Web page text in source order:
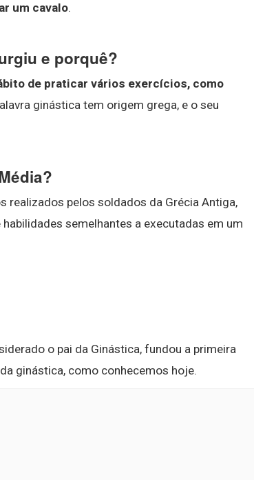
um cavalo.
e porquê?
de praticar vários exercícios, como
ginástica tem origem grega, e o seu
realizados pelos soldados da Grécia Antiga,
semelhantes a executadas em um
o pai da Ginástica, fundou a primeira
ginástica, como conhecemos hoje.